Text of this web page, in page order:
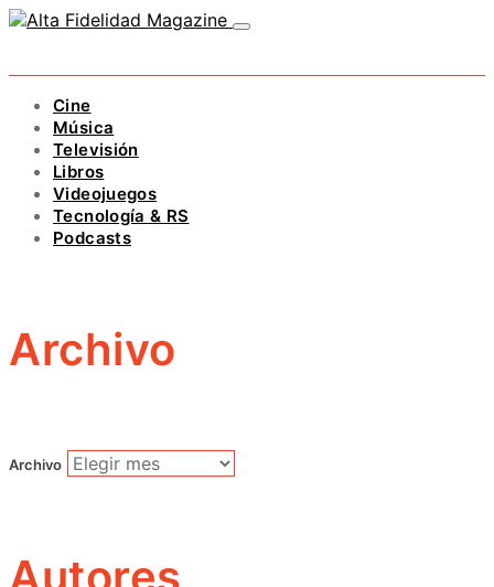
Cine
Música
Televisión
Libros
Videojuegos
Tecnología & RS
Podcasts
Archivo
Archivo